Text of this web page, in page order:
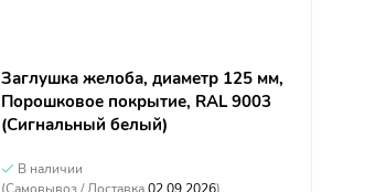
Заглушка желоба, диаметр 125 мм,
Порошковое покрытие, RAL 9003
(Сигнальный белый)
В наличии
(Самовывоз / Доставка02.09.2026)